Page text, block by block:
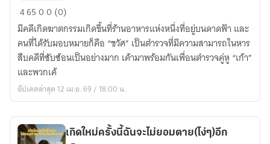
คดี
ฆาตกรรม
ร้าน
อาหาร
บน
ดาดฟ้า
46500 (0)
มีคดีเกิดฆาตกรรมเกิดขึ้นที่ร้านอาหารแห่งหนึ่งที่อยู่บนดาดฟ้า และ
คนที่ได้รับมอบหมายก็คือ “ชวัศ” เป็นตำรวจที่มีความสามารถในหาร
สืบคดีที่ซับซ้อนเป็นอย่างมาก เค้ามาพร้อมกันเพื่อนตำรวจคู่หู “เก้า”
และพวกเค้
อัปเดตล่าสุด 12 เม.ย. 69 / 18:00 น.
เกิดใหม่ครั้งนี้ฉันจะไม่ยอมตาย(โง่ๆ)อีก